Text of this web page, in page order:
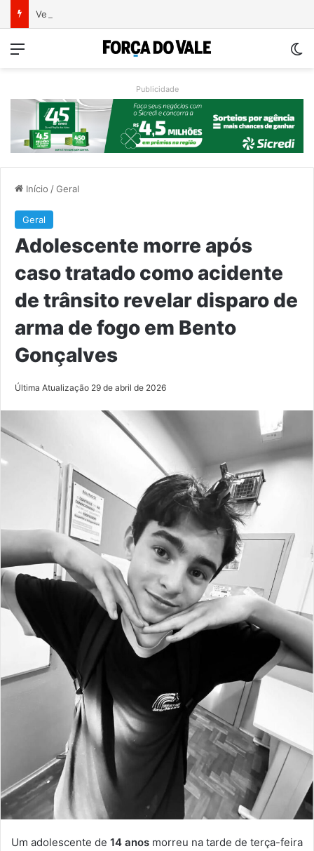
Menu
Publicidade
Início /Geral
Geral
Adolescente morre após
caso tratado como acidente
de trânsito revelar disparo de
arma de fogo em Bento
Gonçalves
Última Atualização 29 de abril de 2026
Um adolescente de 14 anos morreu na tarde de terça-feira